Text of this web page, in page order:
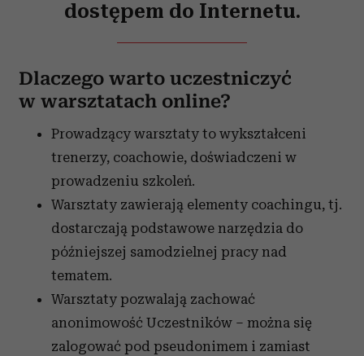
dostępem do Internetu.
Dlaczego warto uczestniczyć
w warsztatach online?
Prowadzący warsztaty to wykształceni
trenerzy, coachowie, doświadczeni w
prowadzeniu szkoleń.
Warsztaty zawierają elementy coachingu, tj.
dostarczają podstawowe narzędzia do
późniejszej samodzielnej pracy nad
tematem.
Warsztaty pozwalają zachować
anonimowość Uczestników – można się
zalogować pod pseudonimem i zamiast